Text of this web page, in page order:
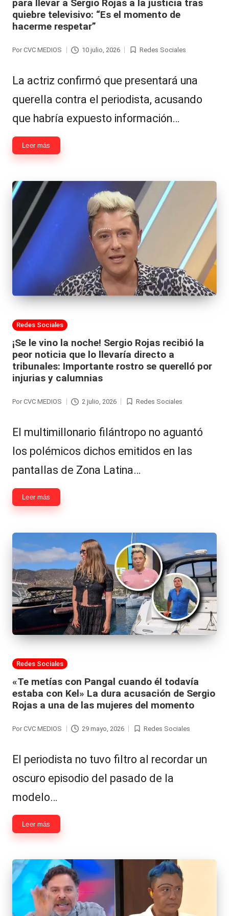
á
n
d
a
C
hi
le
n
🔥
R
e
al
it
s,
T
V
y
R
e
d
e
s
|
L
a
C
V
C
Hermano
-
Tendencias
Exclusivas
-
Tv
y
redes
lacvc.com
para llevar a Sergio Rojas a la justicia tras
quiebre televisivo: “Es el momento de
hacerme respetar”
Por CVC MEDIOS 10 julio, 2026
Publicada
Redes Sociales
La actriz confirmó que presentará una
querella contra el periodista, acusando
que habría expuesto información…
Leer más
Publicada
Redes Sociales
¡Se le vino la noche! Sergio Rojas recibió la
peor noticia que lo llevaría directo a
tribunales: Importante rostro se querelló por
injurias y calumnias
Por CVC MEDIOS 2 julio, 2026
Publicada
Redes Sociales
El multimillonario filántropo no aguantó
los polémicos dichos emitidos en las
pantallas de Zona Latina…
Leer más
Publicada
Redes Sociales
«Te metías con Pangal cuando él todavía
estaba con Kel» La dura acusación de Sergio
Rojas a una de las mujeres del momento
Por CVC MEDIOS 29 mayo, 2026
Publicada
Redes Sociales
El periodista no tuvo filtro al recordar un
oscuro episodio del pasado de la
modelo…
Leer más